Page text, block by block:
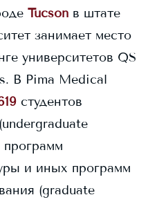
Tucson в штате
занимает место
университетов QS
В Pima Medical
студентов
программ
и иных программ
(graduate